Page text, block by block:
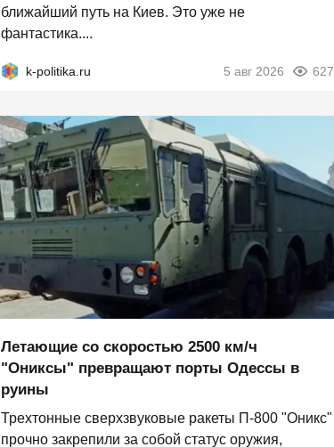
ближайший путь на Киев. Это уже не
фантастика....
k-politika.ru 5 авг 2026 627
Летающие со скоростью 2500 км/ч
"Ониксы" превращают порты Одессы в
руины
Трехтонные сверхзвуковые ракеты П‑800 "Оникс"
прочно закрепили за собой статус оружия,